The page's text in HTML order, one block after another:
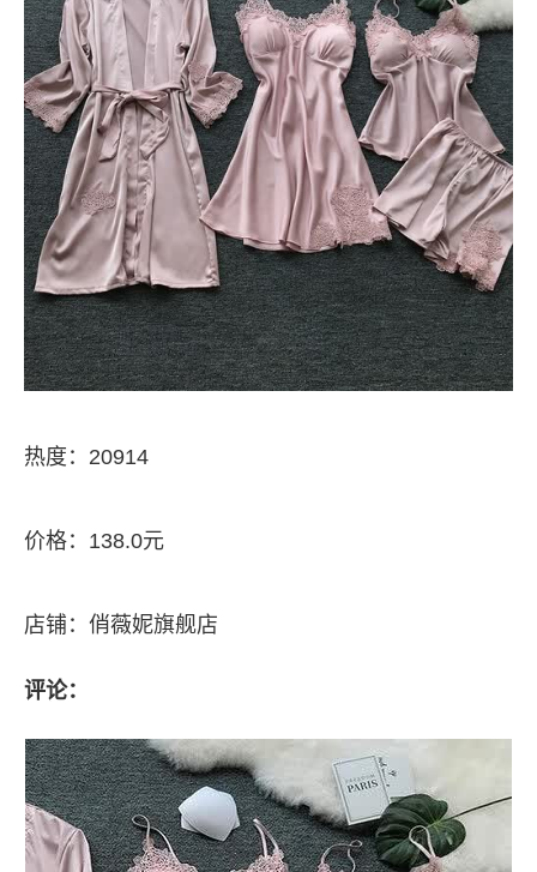
热度：20914
价格：138.0元
店铺：俏薇妮旗舰店
评论：